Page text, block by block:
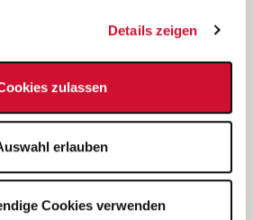
Details zeigen
zulassen
erlauben
Cookies verwenden
Bundesland